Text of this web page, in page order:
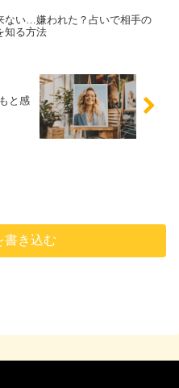
ない…嫌われた？占いで相手の
知る方法
と感
書き込む